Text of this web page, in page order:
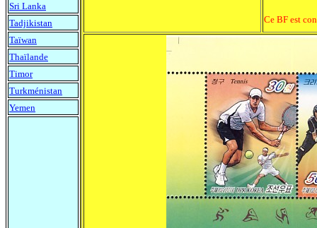
Ce BF est
Sri Lanka
Tadjikistan
Taïwan
Thaïlande
Timor
Turkménistan
Yemen